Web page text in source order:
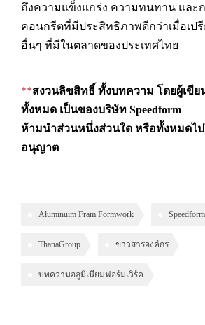
ถึงความแข็งแกร่ง ความทนทาน และ
คอนกรีตที่มีประสิทธิภาพดีกว่าเมื่อเป
อื่นๆ ที่มีในตลาดของประเทศไทย
**สงวนลิขสิทธิ์ ทั้งบทความ โดยผู้เขี
ทั้งหมด เป็นของบริษัท Speedform
ห้ามนำส่วนหนึ่งส่วนใด หรือทั้งหมดไ
อนุญาต
Aluminuim Fram Formwork Speedform
ThanaGroup ข่าวสารองค์กร
บทความอลูมิเนียมฟอร์มเวิร์ค